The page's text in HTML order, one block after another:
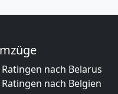
nach Belarus
nach Belgien